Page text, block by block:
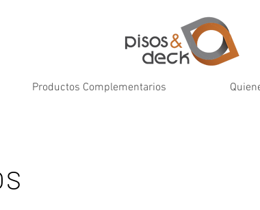
Productos Complementarios